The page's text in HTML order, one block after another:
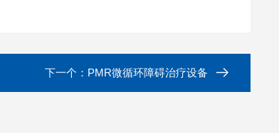
下一个： PMR微循环障碍治疗设备